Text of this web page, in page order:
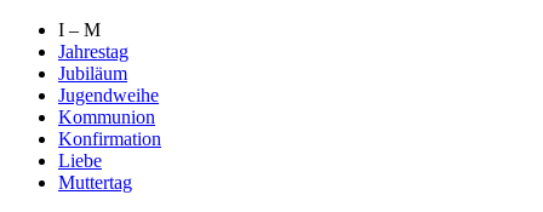
I – M
Jahrestag
Jubiläum
Jugendweihe
Kommunion
Konfirmation
Liebe
Muttertag